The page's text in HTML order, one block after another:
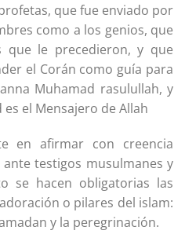
que fue enviado por
como a los genios, que
que le precedieron, y que
el Corán como guía para
Muhamad rasulullah, y
el Mensajero de Allah
en afirmar con creencia
testigos musulmanes y
se hacen obligatorias las
o pilares del islam:
y la peregrinación.